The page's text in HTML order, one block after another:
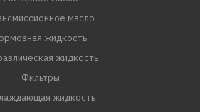
масло
жидкость
жидкость
Фильтры
жидкость